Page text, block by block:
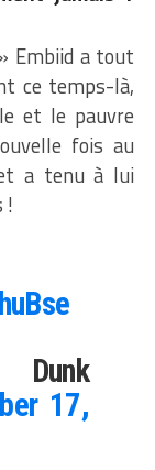
Embiid a tout
ce temps-là,
et le pauvre
fois au
a tenu à lui
!
17,